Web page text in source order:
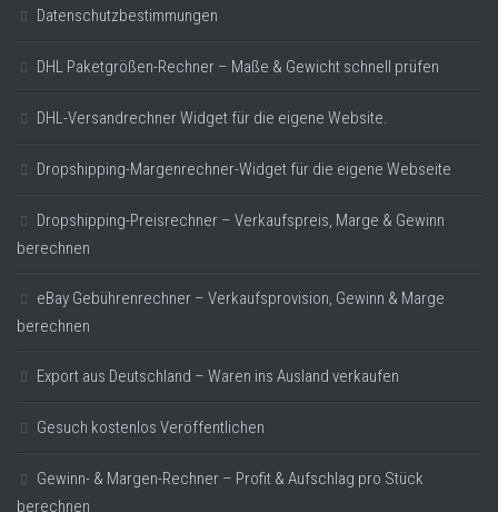
Datenschutzbestimmungen
DHL Paketgrößen-Rechner – Maße & Gewicht schnell prüfen
DHL-Versandrechner Widget für die eigene Website.
Dropshipping-Margenrechner-Widget für die eigene Webseite
Dropshipping-Preisrechner – Verkaufspreis, Marge & Gewinn
berechnen
eBay Gebührenrechner – Verkaufsprovision, Gewinn & Marge
berechnen
Export aus Deutschland – Waren ins Ausland verkaufen
Gesuch kostenlos Veröffentlichen
Gewinn- & Margen-Rechner – Profit & Aufschlag pro Stück
berechnen